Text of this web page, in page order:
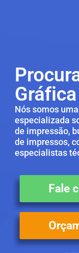
Nós somos
especializada
de impressão,
de impressos,
especialistas
Fale